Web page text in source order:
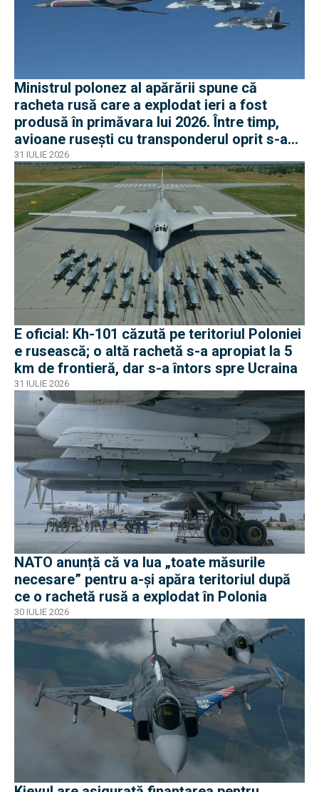
Ministrul polonez al apărării spune că
racheta rusă care a explodat ieri a fost
produsă în primăvara lui 2026. Între timp,
avioane rusești cu transponderul oprit s-au
apropiat de frontiera Poloniei
31 IULIE 2026
E oficial: Kh-101 căzută pe teritoriul Poloniei
e rusească; o altă rachetă s-a apropiat la 5
km de frontieră, dar s-a întors spre Ucraina
31 IULIE 2026
NATO anunță că va lua „toate măsurile
necesare” pentru a-și apăra teritoriul după
ce o rachetă rusă a explodat în Polonia
30 IULIE 2026